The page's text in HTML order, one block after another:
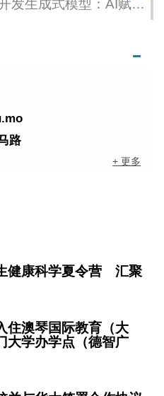
发生成式模型：AI赋能
路
+ 更多
健康科学夏令营 汇聚
住澳琴国际教育（大
学办学点（德智广